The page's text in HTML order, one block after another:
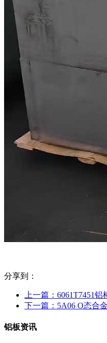
分享到：
上一篇： 6061T7451
下一篇： 5A06 O态合
铝板资讯